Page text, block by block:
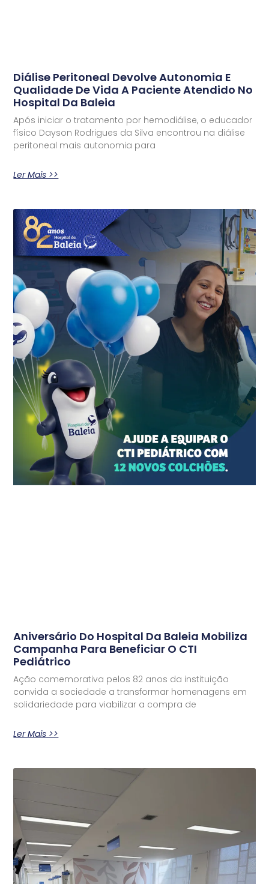
Diálise Peritoneal Devolve Autonomia E
Qualidade De Vida A Paciente Atendido No
Hospital Da Baleia
Após iniciar o tratamento por hemodiálise, o educador
físico Dayson Rodrigues da Silva encontrou na diálise
peritoneal mais autonomia para
Ler Mais >>
Aniversário Do Hospital Da Baleia Mobiliza
Campanha Para Beneficiar O CTI
Pediátrico
Ação comemorativa pelos 82 anos da instituição
convida a sociedade a transformar homenagens em
solidariedade para viabilizar a compra de
Ler Mais >>